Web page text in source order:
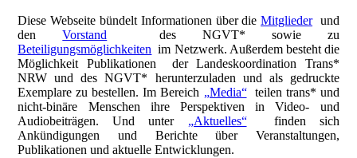
Diese Webseite bündelt Informationen über dieMitgliederund
denVorstand des NGVT* sowie zu
Beteiligungsmöglichkeiten im Netzwerk. Außerdem besteht die
Möglichkeit Publikationen der Landeskoordination Trans*
NRW und des NGVT* herunterzuladen und als gedruckte
Exemplare zu bestellen. Im Bereich „Media“teilen trans* und
nicht-binäre Menschen ihre Perspektiven in Video- und
Audiobeiträgen. Und unter „Aktuelles“finden sich
Ankündigungen und Berichte über Veranstaltungen,
Publikationen und aktuelle Entwicklungen.